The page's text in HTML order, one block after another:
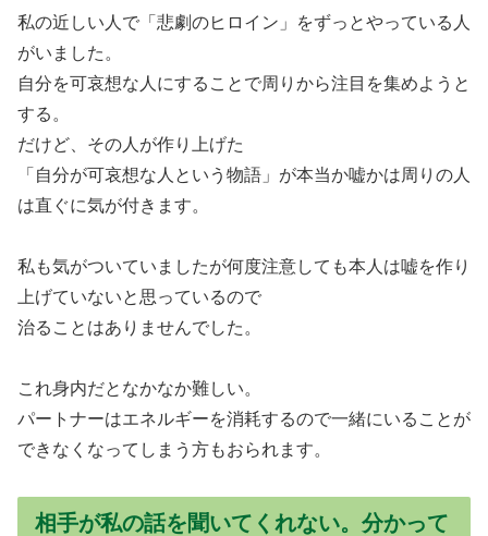
私の近しい人で「悲劇のヒロイン」をずっとやっている人
がいました。
自分を可哀想な人にすることで周りから注目を集めようと
する。
だけど、その人が作り上げた
「自分が可哀想な人という物語」が本当か嘘かは周りの人
は直ぐに気が付きます。
私も気がついていましたが何度注意しても本人は嘘を作り
上げていないと思っているので
治ることはありませんでした。
これ身内だとなかなか難しい。
パートナーはエネルギーを消耗するので一緒にいることが
できなくなってしまう方もおられます。
相手が私の話を聞いてくれない。分かって